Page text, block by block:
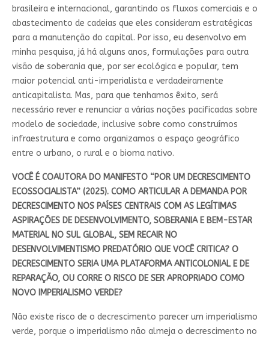
brasileira e internacional, garantindo os fluxos comerciais e o
abastecimento de cadeias que eles consideram estratégicas
para a manutenção do capital. Por isso, eu desenvolvo em
minha pesquisa, já há alguns anos, formulações para outra
visão de soberania que, por ser ecológica e popular, tem
maior potencial anti-imperialista e verdadeiramente
anticapitalista. Mas, para que tenhamos êxito, será
necessário rever e renunciar a várias noções pacificadas sobre
modelo de sociedade, inclusive sobre como construímos
infraestrutura e como organizamos o espaço geográfico
entre o urbano, o rural e o bioma nativo.
VOCÊ É COAUTORA DO MANIFESTO “POR UM DECRESCIMENTO
ECOSSOCIALISTA” (2025). COMO ARTICULAR A DEMANDA POR
DECRESCIMENTO NOS PAÍSES CENTRAIS COM AS LEGÍTIMAS
ASPIRAÇÕES DE DESENVOLVIMENTO, SOBERANIA E BEM-ESTAR
MATERIAL NO SUL GLOBAL, SEM RECAIR NO
DESENVOLVIMENTISMO PREDATÓRIO QUE VOCÊ CRITICA? O
DECRESCIMENTO SERIA UMA PLATAFORMA ANTICOLONIAL E DE
REPARAÇÃO, OU CORRE O RISCO DE SER APROPRIADO COMO
NOVO IMPERIALISMO VERDE?
Não existe risco de o decrescimento parecer um imperialismo
verde, porque o imperialismo não almeja o decrescimento no